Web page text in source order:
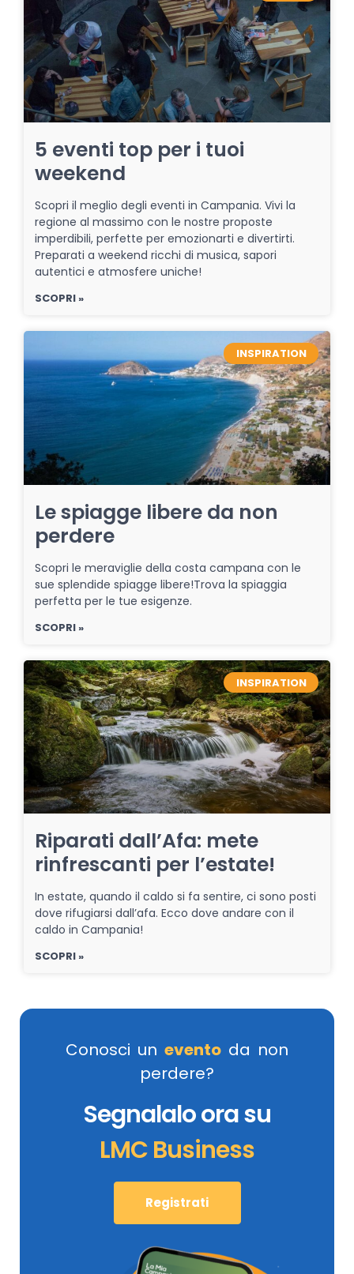
5 eventi top per i tuoi
weekend
Scopri il meglio degli eventi in Campania. Vivi la
regione al massimo con le nostre proposte
imperdibili, perfette per emozionarti e divertirti.
Preparati a weekend ricchi di musica, sapori
autentici e atmosfere uniche!
SCOPRI »
INSPIRATION
Le spiagge libere da non
perdere
Scopri le meraviglie della costa campana con le
sue splendide spiagge libere!Trova la spiaggia
perfetta per le tue esigenze.
SCOPRI »
INSPIRATION
Riparati dall’Afa: mete
rinfrescanti per l’estate!
In estate, quando il caldo si fa sentire, ci sono posti
dove rifugiarsi dall’afa. Ecco dove andare con il
caldo in Campania!
SCOPRI »
Conosci un evento da non
perdere?
Segnalalo ora su
LMC Business
Registrati